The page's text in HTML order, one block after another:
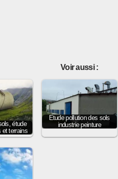
Voir aussi :
étude
et terrains
Etude pollution des sols
industrie peinture